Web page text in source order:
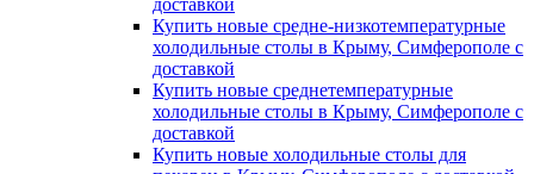
доставкой
Купить новые средне-низкотемпературные
холодильные столы в Крыму, Симферополе с
доставкой
Купить новые среднетемпературные
холодильные столы в Крыму, Симферополе с
доставкой
Купить новые холодильные столы для